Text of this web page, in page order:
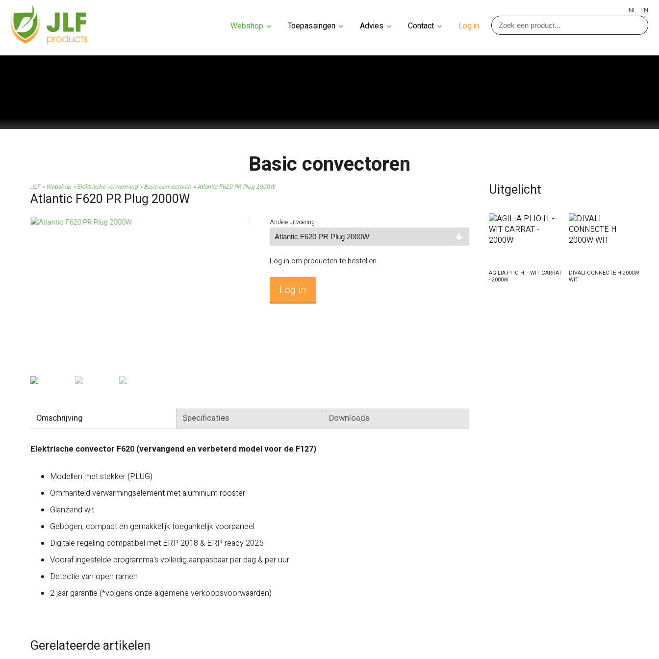
NL EN
Webshop Toepassingen Advies Contact Log in
Basic convectoren
JLF Webshop Elektrische verwarming Basic convectoren Atlantic F620 PR Plug 2000W
Atlantic F620 PR Plug 2000W
Andere uitvoering
Log in om producten te bestellen.
Log in
Omschrijving Specificaties Downloads
Elektrische convector F620 (vervangend en verbeterd model voor de F127)
Modellen met stekker (PLUG)
Ommanteld verwarmingselement met aluminium rooster
Glanzend wit
Gebogen, compact en gemakkelijk toegankelijk voorpaneel
Digitale regeling compatibel met ERP 2018 & ERP ready 2025
Vooraf ingestelde programma's volledig aanpasbaar per dag & per uur
Detectie van open ramen
2 jaar garantie (*volgens onze algemene verkoopsvoorwaarden)
Gerelateerde artikelen
Uitgelicht
AGILIA PI IO H. - WIT CARRAT
- 2000W
DIVALI CONNECTE H 2000W
WIT